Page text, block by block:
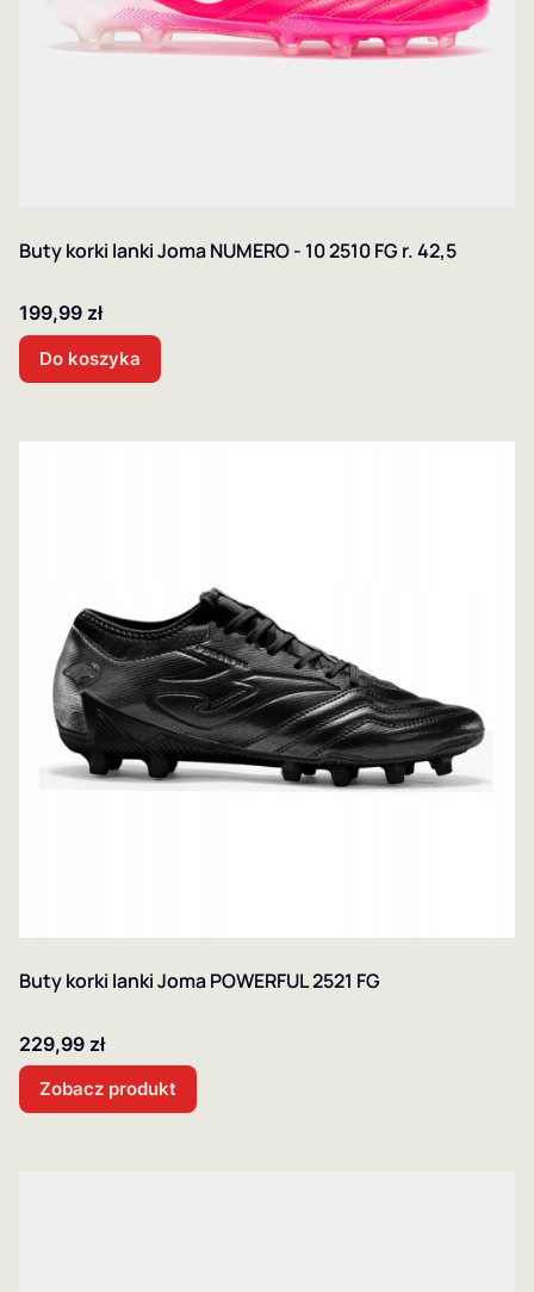
Buty korki lanki Joma NUMERO - 10 2510 FG r. 42,5
Cena
199,99 zł
Do koszyka
Buty korki lanki Joma POWERFUL 2521 FG
Cena
229,99 zł
Zobacz produkt